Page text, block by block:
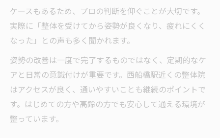
ケースもあるため、プロの判断を仰ぐことが大切です。
実際に「整体を受けてから姿勢が良くなり、疲れにくく
なった」との声も多く聞かれます。
姿勢の改善は一度で完了するものではなく、定期的なケ
アと日常の意識付けが重要です。西船橋駅近くの整体院
はアクセスが良く、通いやすいことも継続のポイントで
す。はじめての方や高齢の方でも安心して通える環境が
整っています。